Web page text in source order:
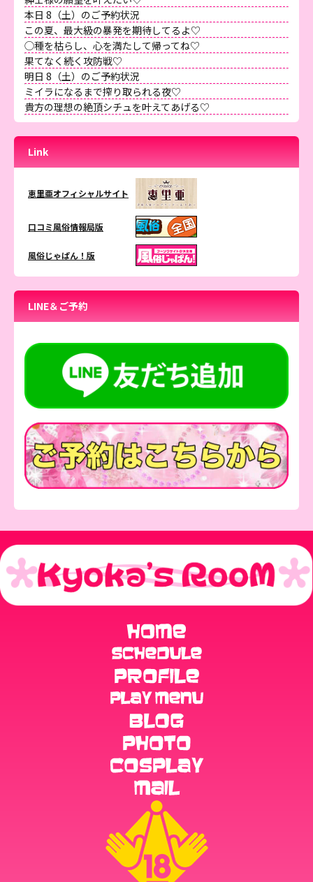
本日 8（土）のご予約状況
この夏、最大級の暴発を期待してるよ♡
◯種を枯らし、心を満たして帰ってね♡
果てなく続く攻防戦♡
明日 8（土）のご予約状況
ミイラになるまで搾り取られる夜♡
貴方の理想の絶頂シチュを叶えてあげる♡
Link
恵里亜オフィシャルサイト
口コミ風俗情報局版
風俗じゃぱん！版
LINE＆ご予約